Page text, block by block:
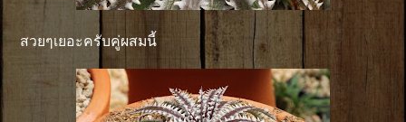
สวยๆเยอะครับคู่ผสมนี้